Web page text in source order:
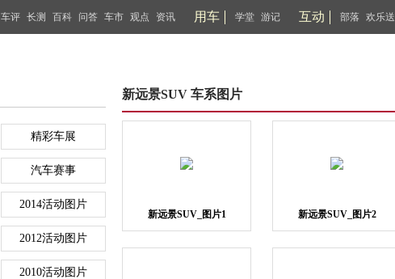
车评 长测 百科 问答 车市 观点 资讯 用车 学堂 游记 互动 部落 欢乐送
精彩车展
汽车赛事
2014活动图片
2012活动图片
2010活动图片
新远景SUV 车系图片
新远景SUV_图片1 新远景SUV_图片2